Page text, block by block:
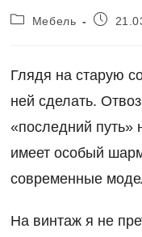
Рубрика
Мебель
Запись
Глядя на старую
ней сделать.
«последний путь»
имеет особый
современные
На винтаж я не